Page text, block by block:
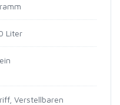
Liter
Verstellbaren